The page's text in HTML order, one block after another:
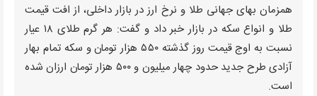
همزمان بهای جهانی طلا و نرخ ارز در بازار داخلی، از افت قیمت
طلا و انواع سکه در بازار خبر داد و گفت: هر گرم طلای ۱۸ عیار
نسبت به اوج قیمت روز گذشته ۵۵۰ هزار تومان و سکه تمام بهار
آزادی طرح جدید حدود چهار میلیون و ۵۰۰ هزار تومان ارزان شده
است.